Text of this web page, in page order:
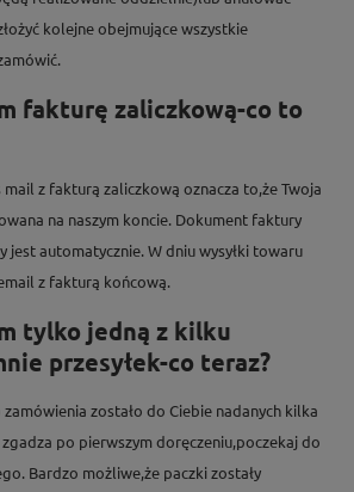
kolejne obejmujące wszystkie
fakturę zaliczkową-co to
z fakturą zaliczkową oznacza to,że Twoja
na naszym koncie. Dokument faktury
jest automatycznie. W dniu wysyłki towaru
z fakturą końcową.
tylko jedną z kilku
przesyłek-co teraz?
zostało do Ciebie nadanych kilka
po pierwszym doręczeniu,poczekaj do
Bardzo możliwe,że paczki zostały